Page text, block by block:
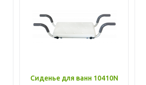
Сиденье для ванн 10410N